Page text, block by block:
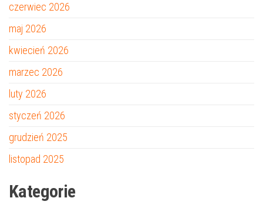
czerwiec 2026
maj 2026
kwiecień 2026
marzec 2026
luty 2026
styczeń 2026
grudzień 2025
listopad 2025
Kategorie